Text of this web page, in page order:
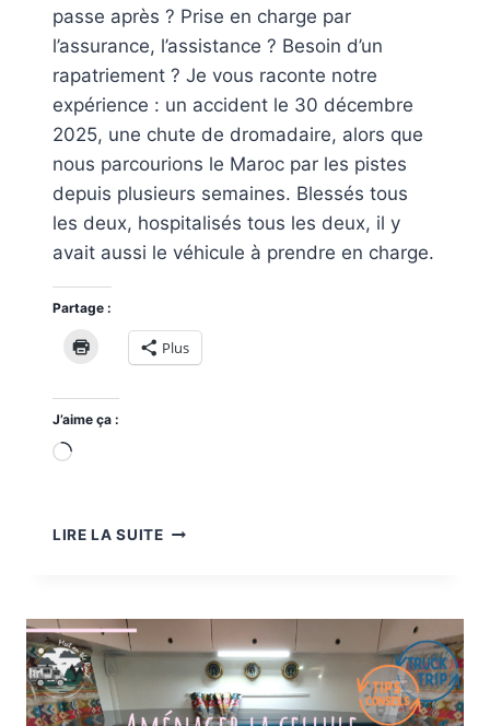
passe après ? Prise en charge par
l’assurance, l’assistance ? Besoin d’un
rapatriement ? Je vous raconte notre
expérience : un accident le 30 décembre
2025, une chute de dromadaire, alors que
nous parcourions le Maroc par les pistes
depuis plusieurs semaines. Blessés tous
les deux, hospitalisés tous les deux, il y
avait aussi le véhicule à prendre en charge.
Partage :
Plus
J’aime ça :
Chargement…
LIRE LA SUITEUNE
UN
ACCIDENT
VOYAGE
AU